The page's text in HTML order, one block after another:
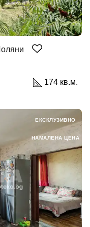
174 кв.м.
ЕКСКЛУЗИВНО
НАМАЛЕНА ЦЕНА